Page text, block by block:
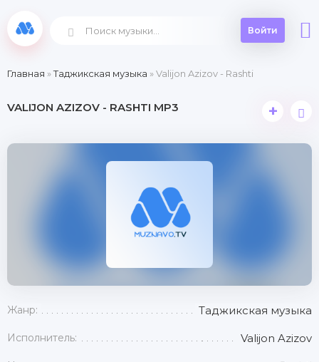
Войти
Главная »Таджикская музыка » Valijon Azizov - Rashti
VALIJON AZIZOV - RASHTI MP3 +
Жанр: Таджикская музыка
Исполнитель: Valijon Azizov